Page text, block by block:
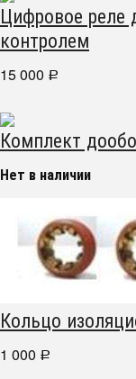
Цифровое реле
контролем
15 000 Р
Комплект
Нет в наличии
Кольцо
1 000 Р